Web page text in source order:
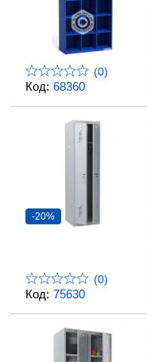
Код: 68360
(0)
Код: 75630
-20%
(0)